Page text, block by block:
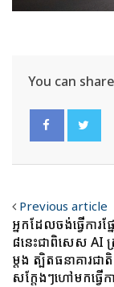
You can
Previous article
អ្នកដែលចង់ធ្វើការផ្
៨នេះជាពិសេស AI ត្
ម្តង ត្បិតធនាគារជ
សក្តែងៗហៅមកធ្វើ